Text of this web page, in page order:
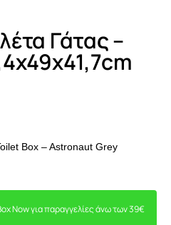
Γάτας –
Box – Astronaut Grey
Now για παραγγελίες άνω των 39€